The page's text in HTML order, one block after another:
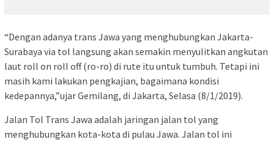
“Dengan adanya trans Jawa yang menghubungkan Jakarta-
Surabaya via tol langsung akan semakin menyulitkan angkutan
laut roll on roll off (ro-ro) di rute itu untuk tumbuh. Tetapi ini
masih kami lakukan pengkajian, bagaimana kondisi
kedepannya,”ujar Gemilang, di Jakarta, Selasa (8/1/2019).
Jalan Tol Trans Jawa adalah jaringan jalan tol yang
menghubungkan kota-kota di pulau Jawa. Jalan tol ini